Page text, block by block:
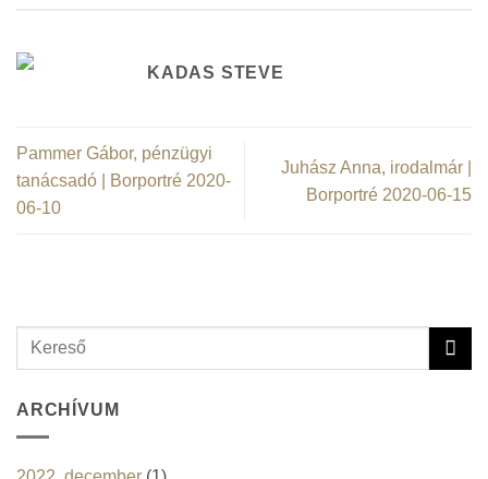
KADAS STEVE
Pammer Gábor, pénzügyi
tanácsadó | Borportré 2020-
06-10
Juhász Anna, irodalmár |
Borportré 2020-06-15
ARCHÍVUM